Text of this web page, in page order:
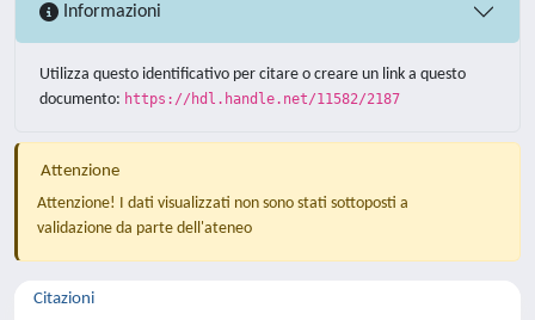
Informazioni
Utilizza questo identificativo per citare o creare un link a questo
documento: https://hdl.handle.net/11582/2187
Attenzione
Attenzione! I dati visualizzati non sono stati sottoposti a
validazione da parte dell'ateneo
Citazioni